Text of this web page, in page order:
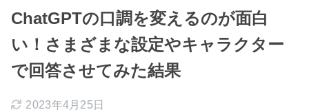
ChatGPTの口調を変えるのが面白
い！さまざまな設定やキャラクター
で回答させてみた結果
2023年4月25日